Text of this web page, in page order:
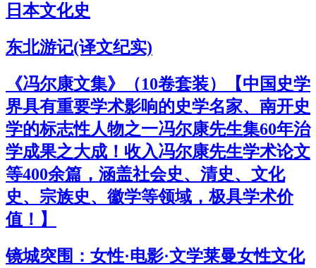
日本文化史
东北游记(译文纪实)
《冯尔康文集》（10卷套装）【中国史学
界具有重要学术影响的史学名家、南开史
学的标志性人物之一冯尔康先生集60年治
学成果之大成！收入冯尔康先生学术论文
等400余篇，涵盖社会史、清史、文化
史、宗族史、徽学等领域，极具学术价
值！】
镜城突围：女性·电影·文学莱曼女性文化